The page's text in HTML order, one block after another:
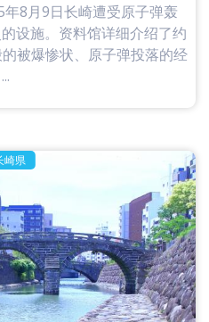
8月9日长崎遭受原子弹轰
设施。资料馆详细介绍了约
被爆惨状、原子弹投落的经
崎県